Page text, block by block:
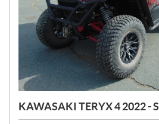
KAWASAKI TERYX 4 2022 - S